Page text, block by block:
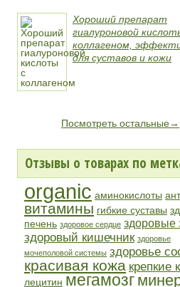
Хороший препарат
гиалуроновой
коллагеном,
для суставов и кожи
Посмотреть остальные→
Отзывы о товарах по
organic аминокислоты
витамины гибкие суставы
печень здоровое сердце здоровые
здоровый кишечник здоровье
мочеполовой системы здоровье
красивая кожа крепкие
лецитин мегамозг